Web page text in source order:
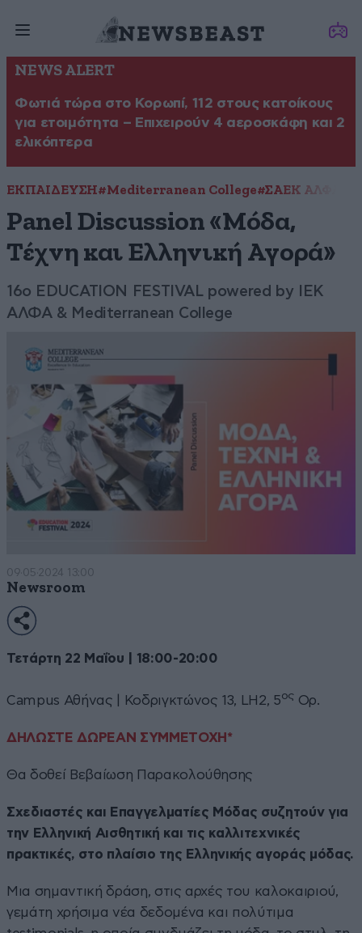
NEWS ALERT
Φωτιά τώρα στο Κορωπί, 112 στους κατοίκους
για ετοιμότητα – Επιχειρούν 4 αεροσκάφη και 2
ελικόπτερα
ΕΚΠΑΙΔΕΥΣΗ#Mediterranean College#ΣΑΕΚ ΑΛΦΑ
Panel Discussion «Μόδα,
Τέχνη και Ελληνική Αγορά»
16ο ΕDUCATION FESTIVAL powered by ΙΕΚ
ΑΛΦΑ & Mediterranean College
09·05·2024 13:00
Newsroom
Τετάρτη 22 Μαΐου | 18:00-20:00
Campus Αθήνας | Κοδριγκτώνος 13, LH2, 5ος Ορ.
ΔΗΛΩΣΤΕ ΔΩΡΕΑΝ ΣΥΜΜΕΤΟΧΗ*
Θα δοθεί Βεβαίωση Παρακολούθησης
Σχεδιαστές και Επαγγελματίες Μόδας συζητούν για
την Ελληνική Αισθητική και τις καλλιτεχνικές
πρακτικές, στο πλαίσιο της Ελληνικής αγοράς μόδας.
Μια σημαντική δράση, στις αρχές του καλοκαιριού,
γεμάτη χρήσιμα νέα δεδομένα και πολύτιμα